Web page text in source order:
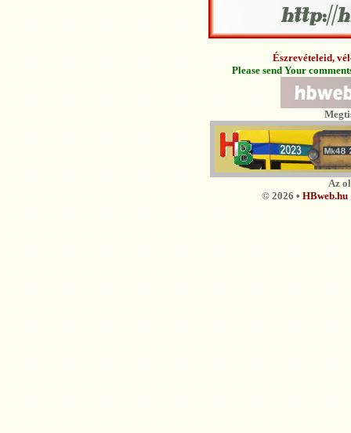
Észrevételeid,
Please send Your
Az
© 2026 •HBweb.hu